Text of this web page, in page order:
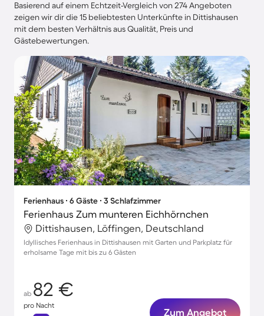
Basierend auf einem Echtzeit-Vergleich von 274 Angeboten
zeigen wir dir die 15 beliebtesten Unterkünfte in Dittishausen
mit dem besten Verhältnis aus Qualität, Preis und
Gästebewertungen.
Ferienhaus ∙ 6 Gäste ∙ 3 Schlafzimmer
Ferienhaus Zum munteren Eichhörnchen
Dittishausen, Löffingen, Deutschland
Idyllisches Ferienhaus in Dittishausen mit Garten und Parkplatz für
erholsame Tage mit bis zu 6 Gästen
ab 82 €
pro Nacht
Zum Angebot